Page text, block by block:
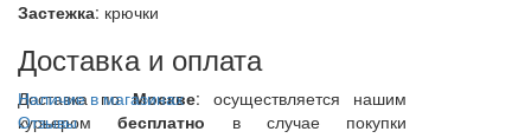
Застежка: крючки
Доставка и оплата
Доставка поМоскве: осуществляется нашим
курьеромбесплатно в случае покупки
Наличие в магазинах
Отзывы